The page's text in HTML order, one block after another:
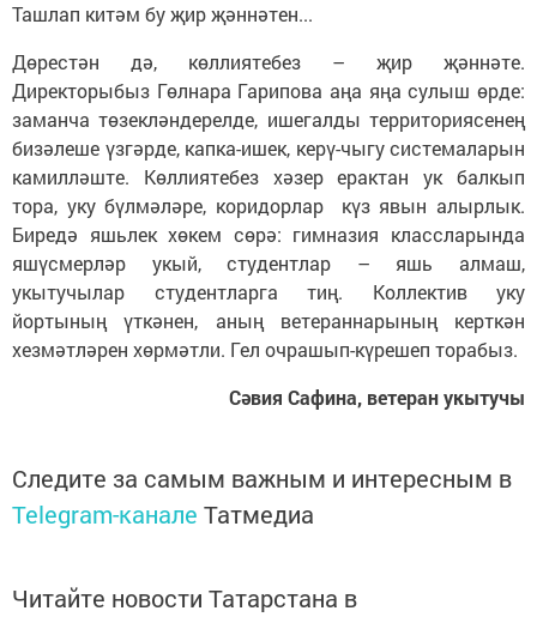
Ташлап китәм бу җир җәннәтен...
Дөрестән дә, көллиятебез – җир җәннәте.
Директорыбыз Гөлнара Гарипова аңа яңа сулыш өрде:
заманча төзекләндерелде, ишегалды территориясенең
бизәлеше үзгәрде, капка-ишек, керү-чыгу системаларын
камилләште. Көллиятебез хәзер ерактан ук балкып
тора, уку бүлмәләре, коридорлар күз явын алырлык.
Биредә яшьлек хөкем сөрә: гимназия классларында
яшүсмерләр укый, студентлар – яшь алмаш,
укытучылар студентларга тиң. Коллектив уку
йортының үткәнен, аның ветераннарының керткән
хезмәтләрен хөрмәтли. Гел очрашып-күрешеп торабыз.
Сәвия Сафина, ветеран укытучы
Следите за самым важным и интересным в
Telegram-канале Татмедиа
Читайте новости Татарстана в